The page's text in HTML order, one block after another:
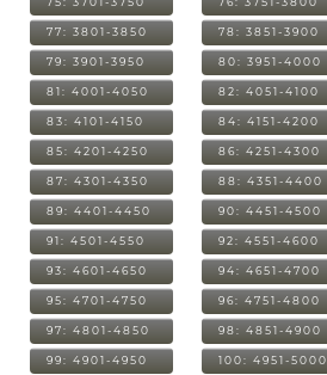
77: 3801-3850 78: 3851-3900
79: 3901-3950 80: 3951-4000
81: 4001-4050 82: 4051-4100
83: 4101-4150 84: 4151-4200
85: 4201-4250 86: 4251-4300
87: 4301-4350 88: 4351-4400
89: 4401-4450 90: 4451-4500
91: 4501-4550 92: 4551-4600
93: 4601-4650 94: 4651-4700
95: 4701-4750 96: 4751-4800
97: 4801-4850 98: 4851-4900
99: 4901-4950 100: 4951-5000